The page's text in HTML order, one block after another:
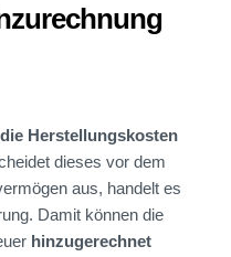
Herstellungskosten
dieses vor dem
aus, handelt es
Damit können die
hinzugerechnet